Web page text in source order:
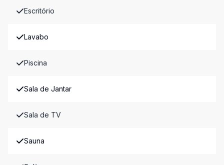
Escritório
Lavabo
Piscina
Sala de Jantar
Sala de TV
Sauna